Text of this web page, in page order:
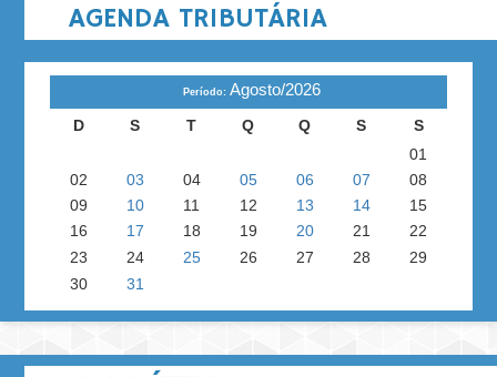
AGENDA TRIBUTÁRIA
Período: Agosto/2026
D S T Q Q S
S
01
02
03 04 05 06 07
08
09
10 11 12 13 14
15
16
17 18 19 20 21
22
23
24 25 26 27 28
29
30
31